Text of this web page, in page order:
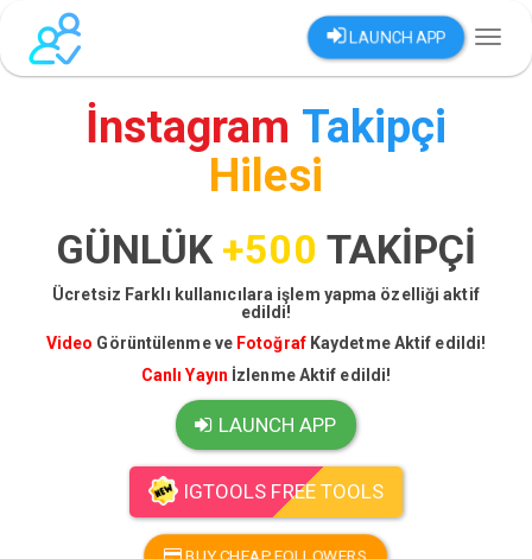
LAUNCH APP
İnstagram Takipçi
Hilesi
GÜNLÜK +500 TAKİPÇİ
Ücretsiz Farklı kullanıcılara işlem yapma özelliği aktif
edildi!
Video Görüntülenme ve Fotoğraf Kaydetme Aktif edildi!
Canlı Yayın İzlenme Aktif edildi!
LAUNCH APP
IGTOOLS FREE TOOLS